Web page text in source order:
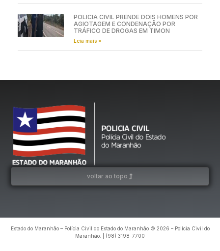
POLÍCIA CIVIL PRENDE DOIS HOMENS POR
AGIOTAGEM E CONDENAÇÃO POR
TRÁFICO DE DROGAS EM TIMON
Leia mais »
voltar ao topo
Estado do Maranhão – Polícia Civil do Estado do Maranhão © 2026 – Polícia Civil do
Maranhão. | (98) 3198-7700